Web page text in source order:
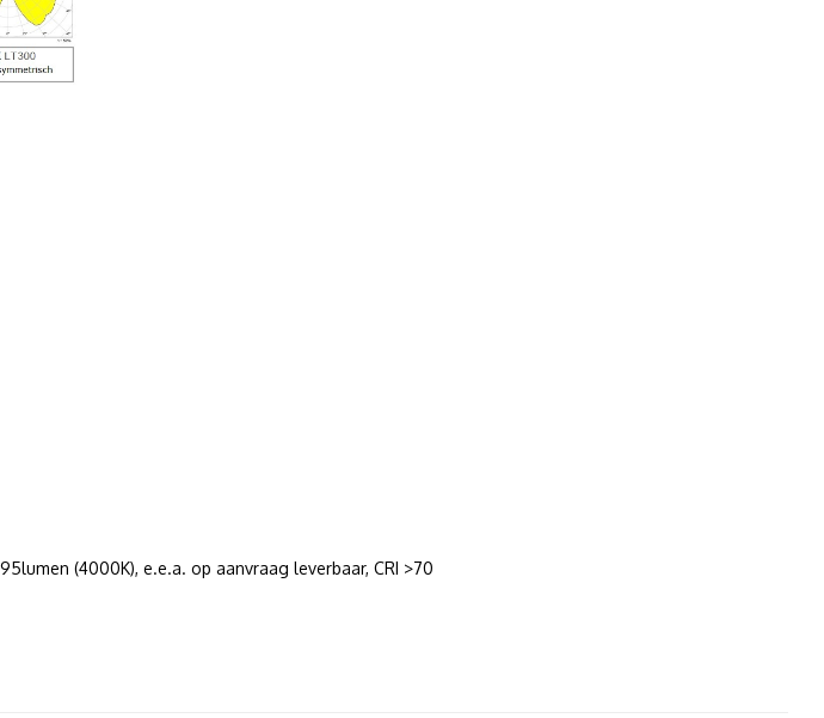
(4000K), e.e.a. op aanvraag leverbaar, CRI >70